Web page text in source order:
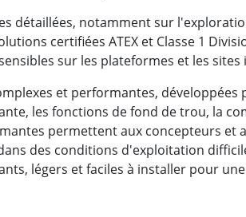
détaillées, notamment sur
certifiées ATEX et Classe 1
sur les plateformes et les sites
et performantes,
les fonctions de fond de trou, la
permettent aux concepteurs et
des conditions d'exploitation
légers et faciles à installer pour